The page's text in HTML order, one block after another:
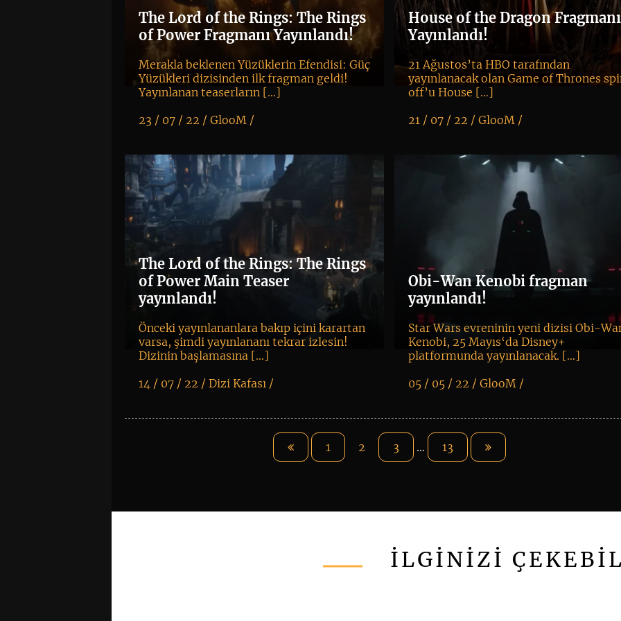
The Lord of the Rings: The Rings
of Power Fragmanı Yayınlandı!
Merakla beklenen Yüzüklerin Efendisi: Güç
Yüzükleri dizisinden ilk fragman geldi!
Yayınlanan teaserların […]
23 / 07 / 22 /GlooM /
House of the Dragon Fragmanı
Yayınlandı!
21 Ağustos’ta HBO tarafından
yayınlanacak olan Game of Thrones
off’u House […]
21 / 07 / 22 /GlooM /
The Lord of the Rings: The Rings
of Power Main Teaser
yayınlandı!
Önceki yayınlananlara bakıp içini karartan
varsa, şimdi yayınlananı tekrar izlesin!
Dizinin başlamasına […]
14 / 07 / 22 /Dizi Kafası /
Obi-Wan Kenobi fragman
yayınlandı!
Star Wars evreninin yeni dizisi Obi-
Kenobi, 25 Mayıs‘da Disney+
platformunda yayınlanacak. […]
05 / 05 / 22 /GlooM /
1 2 3 … 13
İLGİNİZİ